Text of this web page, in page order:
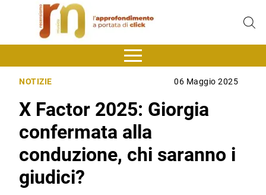
NOTIZIE 06 Maggio 2025
X Factor 2025: Giorgia
confermata alla
conduzione, chi saranno i
giudici?